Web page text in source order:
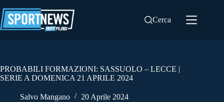
al
contenuto
Cerca
PROBABILI FORMAZIONI: SASSUOLO – LECCE |
SERIE A DOMENICA 21 APRILE 2024
Salvo Mangano 20 Aprile 2024